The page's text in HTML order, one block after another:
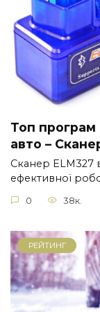
Топ програм
авто –
Сканер ELM327
ефективної
0 38к.
РЕЙТИНГ